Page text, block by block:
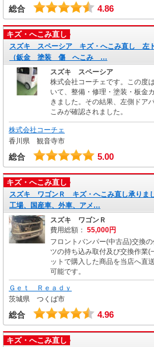
総合 4.86
キズ・へこみ直し
スズキ スペーシア キズ・へこみ直し
（鈑金 塗装 傷 へこみ …
スズキ スペーシア
株式会社コーチェです。この度
いて、整備・修理・塗装・板金
きました。その結果、左側ドア
こみが確認されました。
株式会社コーチェ
香川県 観音寺市
総合 5.00
キズ・へこみ直し
スズキ ワゴンＲ キズ・へこみ直し承りま
工場、国産車、外車、アメ…
スズキ ワゴンＲ
費用総額： 55,000円
フロントバンパー(中古品)交換
ツの持ち込み取付及び交換作業
ットで購入した商品を当店へ直
可能です。
Ｇｅｔ Ｒｅａｄｙ
茨城県 つくば市
総合 4.96
キズ・へこみ直し